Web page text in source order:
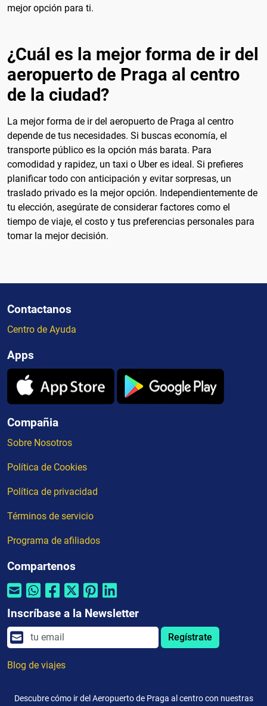
mejor opción para ti.
¿Cuál es la mejor forma de ir del
aeropuerto de Praga al centro
de la ciudad?
La mejor forma de ir del aeropuerto de Praga al centro
depende de tus necesidades. Si buscas economía, el
transporte público es la opción más barata. Para
comodidad y rapidez, un taxi o Uber es ideal. Si prefieres
planificar todo con anticipación y evitar sorpresas, un
traslado privado es la mejor opción. Independientemente de
tu elección, asegúrate de considerar factores como el
tiempo de viaje, el costo y tus preferencias personales para
tomar la mejor decisión.
Contactanos
Centro de Ayuda
Apps
Compañia
Sobre Nosotros
Política de Cookies
Política de privacidad
Términos de servicio
Programa de afiliados
Compartenos
Inscríbase a la Newsletter
Regístrate
Blog de viajes
Descubre cómo ir del Aeropuerto de Praga al centro con nuestras